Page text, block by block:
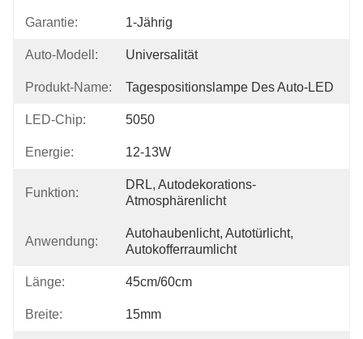
Garantie: 1-Jährig
Auto-Modell: Universalität
Produkt-Name: Tagespositionslampe Des Auto-LED
LED-Chip: 5050
Energie: 12-13W
Funktion:
DRL, Autodekorations-
Atmosphärenlicht
Anwendung:
Autohaubenlicht, Autotürlicht,
Autokofferraumlicht
Länge: 45cm/60cm
Breite: 15mm